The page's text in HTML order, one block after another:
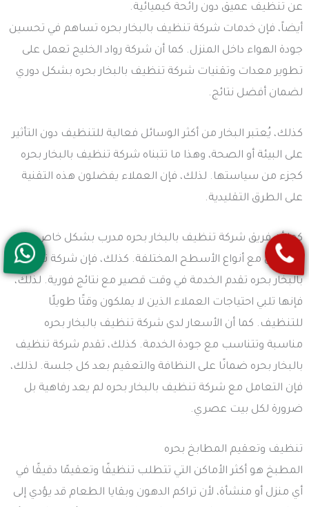
عن تنظيف عميق دون رائحة كيميائية.
أيضاً، فإن خدمات شركة تنظيف بالبخار بحره تساهم في تحسين
جودة الهواء داخل المنزل. كما أن شركة رواد الخليج تعمل على
تطوير معدات وتقنيات شركة تنظيف بالبخار بحره بشكل دوري
لضمان أفضل نتائج.
كذلك، يُعتبر البخار من أكثر الوسائل فعالية للتنظيف دون التأثير
على البيئة أو الصحة، وهذا ما تتبناه شركة تنظيف بالبخار بحره
كجزء من سياستها. لذلك، فإن العملاء يفضلون هذه التقنية
على الطرق التقليدية.
كما أن فريق شركة تنظيف بالبخار بحره مدرب بشكل خاص
للتعامل مع أنواع الأسطح المختلفة. كذلك، فإن شركة تنظيف
بالبخار بحره تقدم الخدمة في وقت قصير مع نتائج فورية. لذلك،
فإنها تلبي احتياجات العملاء الذين لا يملكون وقتًا طويلًا
للتنظيف. كما أن الأسعار لدى شركة تنظيف بالبخار بحره
مناسبة وتتناسب مع جودة الخدمة. كذلك، تقدم شركة تنظيف
بالبخار بحره ضمانًا على النظافة والتعقيم بعد كل جلسة. لذلك،
فإن التعامل مع شركة تنظيف بالبخار بحره لم يعد رفاهية بل
ضرورة لكل بيت عصري.
تنظيف وتعقيم المطابخ بحره
المطبخ هو أكثر الأماكن التي تتطلب تنظيفًا وتعقيمًا دقيقًا في
أي منزل أو منشأة، لأن تراكم الدهون وبقايا الطعام قد يؤدي إلى